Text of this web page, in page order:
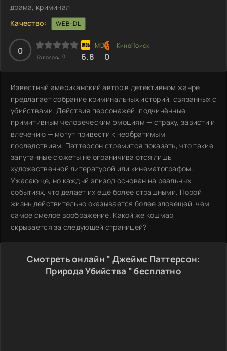
драма, криминал
Качество:
WEB-DL
0
Голосов: 0 6.8 0
Известный американский автор в детективном жанре
предлагает собрание криминальных историй, связанных с
убийствами. Действия персонажей, подчинённые
примитивным человеческим эмоциям — страху, зависти и
влечению — могут привести к необратимым
последствиям. Паттерсон стремится показать, что такие
запутанные сюжеты не ограничиваются лишь
художественной литературой или кинематографом.
Ужасающе, но каждый эпизод основан на реальных
событиях, что делает их ещё более страшными. Порой
жизнь действительно оказывается более зловещей, чем
самое смелое воображение. Какой же кошмар
скрывается за следующей страницей?
Смотреть онлайн " Джеймс Паттерсон:
Природа Убийства " бесплатно